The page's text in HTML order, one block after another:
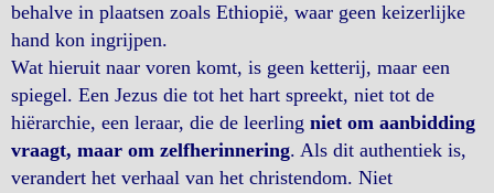
behalve in plaatsen zoals Ethiopië, waar geen keizerlijke
hand kon ingrijpen.
Wat hieruit naar voren komt, is geen ketterij, maar een
spiegel. Een Jezus die tot het hart spreekt, niet tot de
hiërarchie, een leraar, die de leerling niet om aanbidding
vraagt, maar om zelfherinnering. Als dit authentiek is,
verandert het verhaal van het christendom. Niet